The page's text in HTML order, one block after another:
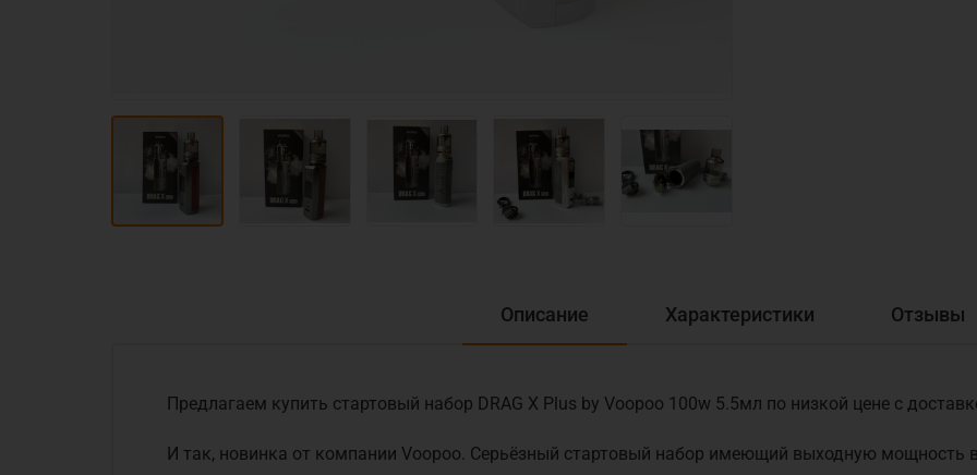
Описание Характеристики Отзывы
Предлагаем купить стартовый набор DRAG X Plus by Voopoo 100w 5.5мл по низкой цене с
И так, новинка от компании Voopoo. Серьёзный стартовый набор имеющий выходную мощность